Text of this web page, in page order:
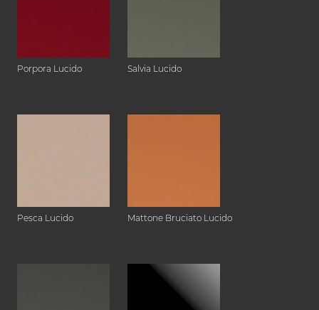
Porpora Lucido Salvia Lucido
Pesca Lucido Mattone Bruciato Lucido